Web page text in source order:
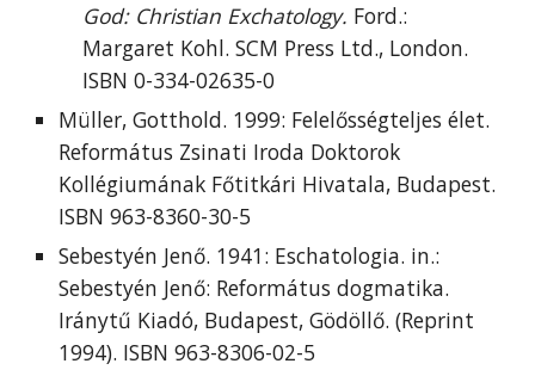
God: Christian Exchatology. Ford.:
Margaret Kohl. SCM Press Ltd., London.
ISBN 0-334-02635-0
Müller, Gotthold. 1999: Felelősségteljes élet.
Református Zsinati Iroda Doktorok
Kollégiumának Főtitkári Hivatala, Budapest.
ISBN 963-8360-30-5
Sebestyén Jenő. 1941: Eschatologia. in.:
Sebestyén Jenő: Református dogmatika.
Iránytű Kiadó, Budapest, Gödöllő. (Reprint
1994). ISBN 963-8306-02-5